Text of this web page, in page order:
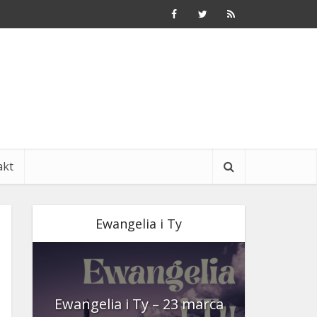
Ewangelia i Ty
Ewangelia i Ty – 23 marca